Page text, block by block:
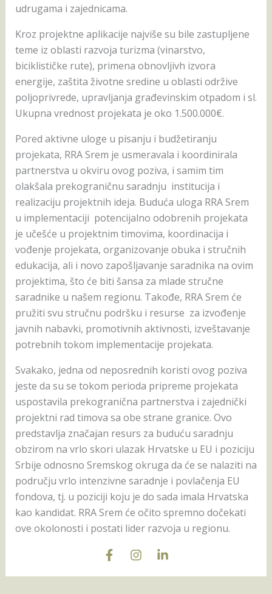
udrugama i zajednicama.
Kroz projektne aplikacije najviše su bile zastupljene
teme iz oblasti razvoja turizma (vinarstvo,
biciklističke rute), primena obnovljivh izvora
energije, zaštita životne sredine u oblasti održive
poljoprivrede, upravljanja građevinskim otpadom i sl.
Ukupna vrednost projekata je oko 1.500.000€.
Pored aktivne uloge u pisanju i budžetiranju
projekata, RRA Srem je usmeravala i koordinirala
partnerstva u okviru ovog poziva, i samim tim
olakšala prekograničnu saradnju institucija i
realizaciju projektnih ideja. Buduća uloga RRA Srem
u implementaciji potencijalno odobrenih projekata
je učešće u projektnim timovima, koordinacija i
vođenje projekata, organizovanje obuka i stručnih
edukacija, ali i novo zapošljavanje saradnika na ovim
projektima, što će biti šansa za mlade stručne
saradnike u našem regionu. Takođe, RRA Srem će
pružiti svu stručnu podršku i resurse za izvođenje
javnih nabavki, promotivnih aktivnosti, izveštavanje
potrebnih tokom implementacije projekata.
Svakako, jedna od neposrednih koristi ovog poziva
jeste da su se tokom perioda pripreme projekata
uspostavila prekogranična partnerstva i zajednički
projektni rad timova sa obe strane granice. Ovo
predstavlja značajan resurs za buduću saradnju
obzirom na vrlo skori ulazak Hrvatske u EU i poziciju
Srbije odnosno Sremskog okruga da će se nalaziti na
području vrlo intenzivne saradnje i povlačenja EU
fondova, tj. u poziciji koju je do sada imala Hrvatska
kao kandidat. RRA Srem će očito spremno dočekati
ove okolonosti i postati lider razvoja u regionu.